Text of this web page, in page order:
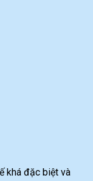
khá đặc biệt và